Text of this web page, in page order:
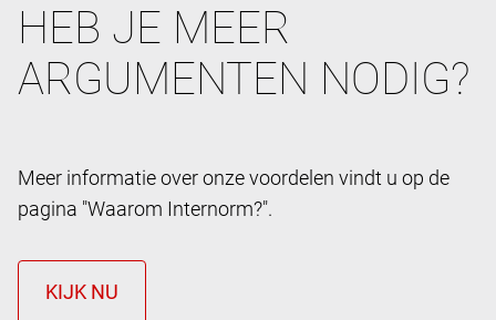
HEB JE MEER
ARGUMENTEN NODIG?
Meer informatie over onze voordelen vindt u op de
pagina "Waarom Internorm?".